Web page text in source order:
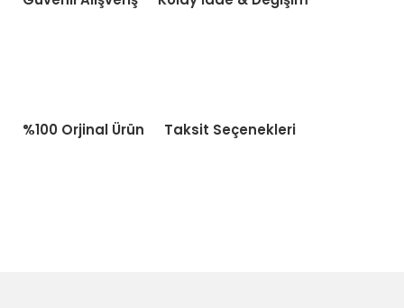
%100 Orjinal Ürün Taksit Seçenekleri